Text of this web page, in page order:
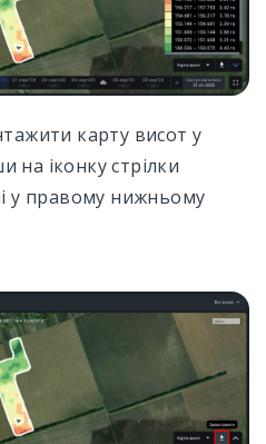
карту висот у
на іконку стрілки
у правому нижньому